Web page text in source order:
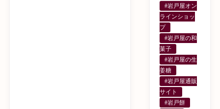
#岩戸屋オン
ラインショッ
プ
#岩戸屋の和
菓子
#岩戸屋の生
姜糖
#岩戸屋通販
サイト
#岩戸餅